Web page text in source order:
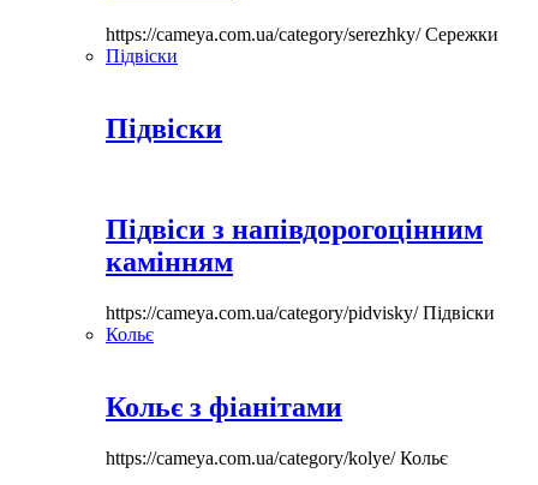
https://cameya.com.ua/category/serezhky/Сережки
Підвіски
Підвіски
Підвіси з напівдорогоцінним
камінням
https://cameya.com.ua/category/pidvisky/Підвіски
Кольє
Кольє з фіанітами
https://cameya.com.ua/category/kolye/Кольє